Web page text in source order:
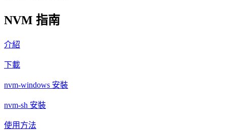
NVM 指南
介紹
下載
nvm-windows 安裝
nvm-sh 安裝
使用方法